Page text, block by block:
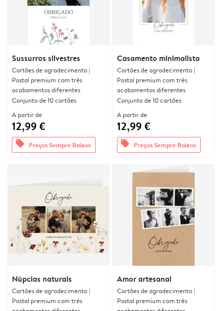
Sussurros silvestres
Cartões de agradecimento |
Postal premium com três
acabamentos diferentes
Conjunto de 10 cartões
A partir de
12,99 €
offers Preços Sempre Baixos
Casamento minimalista
Cartões de agradecimento |
Postal premium com três
acabamentos diferentes
Conjunto de 10 cartões
A partir de
12,99 €
offers Preços Sempre Baixos
Núpcias naturais
Cartões de agradecimento |
Postal premium com três
Amor artesanal
Cartões de agradecimento |
Postal premium com três